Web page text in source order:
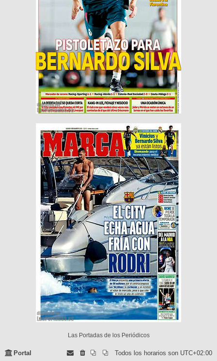
Las Portadas de los Periódicos
Portal Todos los horarios son UTC+02:00